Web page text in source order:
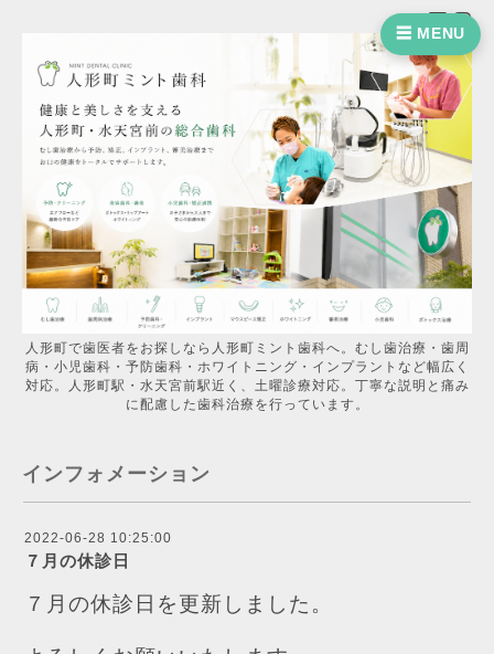
☰ MENU
人形町で歯医者をお探しなら人形町ミント歯科へ。むし歯治療・歯周
病・小児歯科・予防歯科・ホワイトニング・インプラントなど幅広く
対応。人形町駅・水天宮前駅近く、土曜診療対応。丁寧な説明と痛み
に配慮した歯科治療を行っています。
インフォメーション
2022-06-28 10:25:00
７月の休診日
７月の休診日を更新しました。